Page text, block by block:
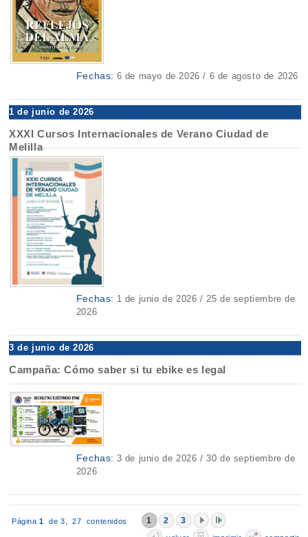
Fechas: 6 de mayo de 2026 / 6 de agosto de 2026
1 de junio de 2026
XXXI Cursos Internacionales de Verano Ciudad de
Melilla
Fechas: 1 de junio de 2026 / 25 de septiembre de
2026
3 de junio de 2026
Campaña: Cómo saber si tu ebike es legal
Fechas: 3 de junio de 2026 / 30 de septiembre de
2026
Página 1 de 3,27 contenidos 1 2 3